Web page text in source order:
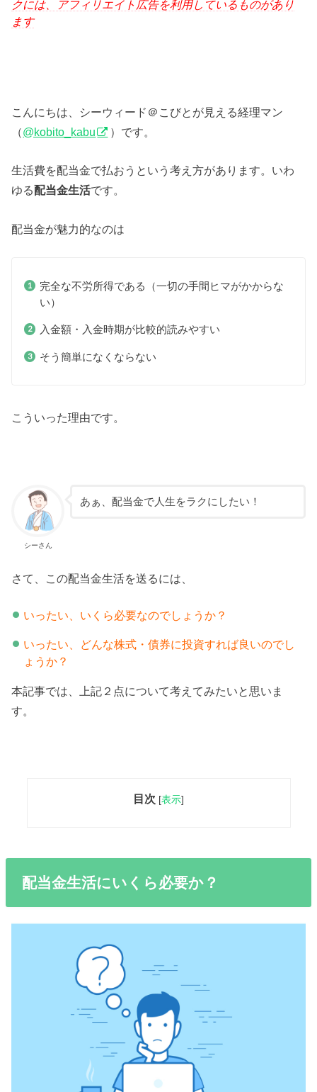
クには、アフィリエイト広告を利用しているものがあり
ます
こんにちは、シーウィード＠こびとが見える経理マン
（@kobito_kabu ）です。
生活費を配当金で払おうという考え方があります。いわ
ゆる配当金生活です。
配当金が魅力的なのは
完全な不労所得である（一切の手間ヒマがかからな
い）
入金額・入金時期が比較的読みやすい
そう簡単になくならない
こういった理由です。
シーさん
あぁ、配当金で人生をラクにしたい！
さて、この配当金生活を送るには、
いったい、いくら必要なのでしょうか？
いったい、どんな株式・債券に投資すれば良いのでし
ょうか？
本記事では、上記２点について考えてみたいと思いま
す。
目次 [表示]
配当金生活にいくら必要か？